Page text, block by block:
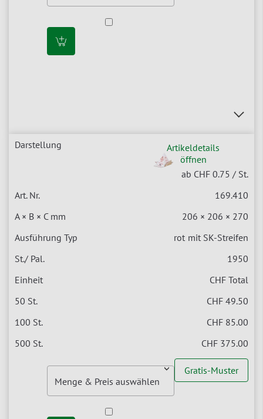
Artikeldetails
öffnen
ab CHF 0.75 / St.
169.410
206 × 206 × 270
rot mit SK-Streifen
1950
CHF Total
CHF 49.50
CHF 85.00
CHF 375.00
Gratis-Muster